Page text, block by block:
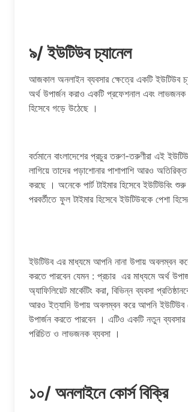
৯/ ইউটিউব চ্যানেল
আজকাল অনলাইন ব্যবসার ক্ষেত্রে একটি ইউটিউব
অর্থ উপার্জন করাও একটি প্রফেশনাল এবং লাভজনক
হিসেবে গড়ে উঠেছে ।
বর্তমানে বাংলাদেশের প্রচুর তরুণ-তরুণীরা এই
লাগিয়ে তাদের পড়াশোনার পাশাপাশি আরও
করছে । অনেকে পার্ট টাইমার হিসেবে ইউটিউবিং
পরবর্তীতে ফুল টাইমার হিসেবে ইউটিউবকে পেশা
ইউটিউব এর মাধ্যমে আপনি নানা উপায় অবলম্বন
করতে পারবেন যেমন : প্রচার এর মাধ্যমে অর্থ
অ্যাফিলিয়েট মার্কেটিং করা, বিভিন্ন ব্যবসা
আরও ইত্যাদি উপায় অবলম্বন করে আপনি ইউটিউব
উপার্জন করতে পারবেন । এটিও একটি নতুন ব্যবসার
পরিচিত ও লাভজনক ব্যবসা ।
১০/ অনলাইনে কোর্স বিক্রি